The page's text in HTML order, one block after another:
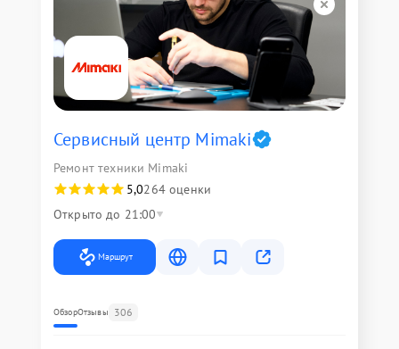
Сервисный центр Mimaki
Ремонт техники Mimaki
5,0264 оценки
Открыто до 21:00
Маршрут
ОбзорОтзывы 306